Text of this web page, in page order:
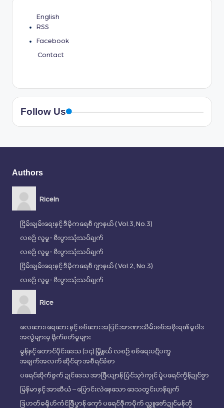
English
RSS
Facebook
Contact
Follow Us
Authors
RiceIn
ငြိမ်းချမ်းရေးနှင့် ဒီမိုကရေစီ ဂျာနယ် ( Vol.3, No.3)
လစဉ် လူမှု- စီးပွားသုံးသပ်ချက်
လစဉ် လူမှု- စီးပွားသုံးသပ်ချက်
ငြိမ်းချမ်းရေးနှင့် ဒီမိုကရေစီ ဂျာနယ် ( Vol.2, No.3)
လစဉ် လူမှု- စီးပွားသုံးသပ်ချက်
Rice
လေဘေး၊ ရေဘေး နှင့် စစ်ဘေး အပြင် အာဏာသိမ်းစစ်အစိုးရ၏ မူဝါဒ
အလွဲများမှ ရိုက်ခတ်မှုများ
မွန်နှင့် တောင်ပိုင်းဒေသ (၁၄) မြို့နယ် လစဉ် စစ်ရေးပဋိပက္ခ
အချက်အလက် ဆိုင်ရာ အစီရင်ခံစာ
ပရေင်ဆိုက်ဗ္ဒက် ဍုၚ်ဒေသ အာဇြဳယျာန် ပြံၚ်သၠာဲကၠုၚ် ပ္ဍဲပရေၚ်ကၟိန်ဍုၚ်ဗၟာ
မြန်မာနှင့် အာဆီယံ – ပြောင်းလဲနေသော ဒေသတွင်းဟန်ချက်
ဒြဟတ်ဓရိုဟ်ကံၚ်ဇြဳပၞာန် ကေုာံ ပရေၚ်ဇီုကပိုက် လ္တူဗော်ဍုၚ်မန်တၟိ